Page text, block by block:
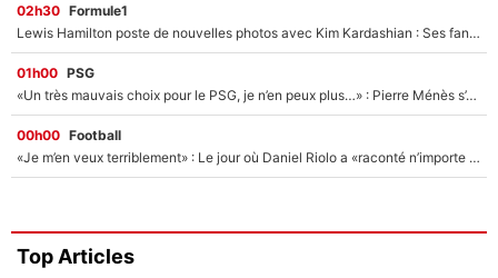
02h30 Formule1
Lewis Hamilton poste de nouvelles photos avec Kim Kardashian : Ses fans le voient déjà redevenir champion du monde de F1 grâce à elle !
01h00 PSG
«Un très mauvais choix pour le PSG, je n’en peux plus…» : Pierre Ménès s’est complètement trompé avec Luis Enrique et ces déclarations le prouvent !
00h00 Football
«Je m’en veux terriblement» : Le jour où Daniel Riolo a «raconté n’importe quoi» dans l'After Foot !
Top Articles